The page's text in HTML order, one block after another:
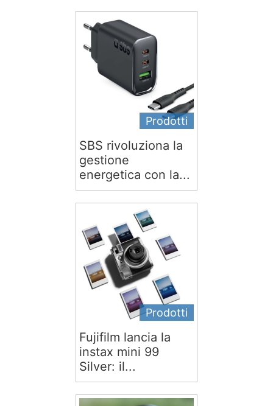
Prodotti
SBS rivoluziona la
gestione
energetica con la...
Prodotti
Fujifilm lancia la
instax mini 99
Silver: il...